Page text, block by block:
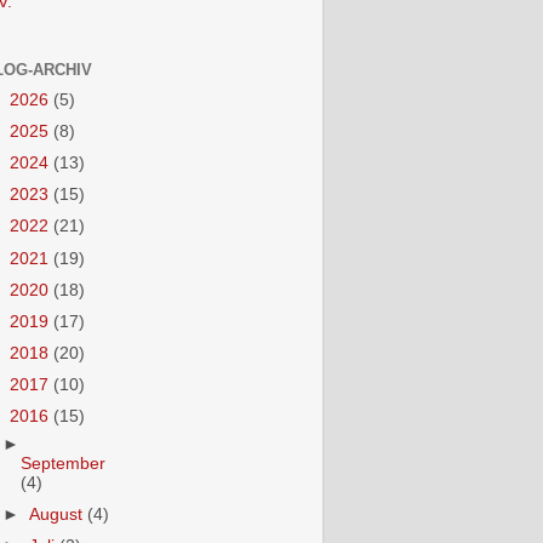
ARCHIV
2026 (5)
2025 (8)
2024 (13)
2023 (15)
2022 (21)
2021 (19)
2020 (18)
2019 (17)
2018 (20)
2017 (10)
2016 (15)
►
September
(4)
►August (4)